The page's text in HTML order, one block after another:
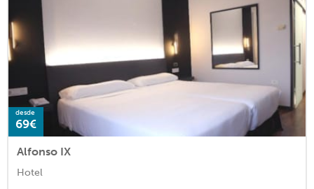
desde
69€
Alfonso IX
Hotel